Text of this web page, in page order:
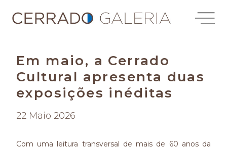
Em maio, a Cerrado
Cultural apresenta duas
exposições inéditas
22 Maio 2026
Com uma leitura transversal de mais de 60 anos da